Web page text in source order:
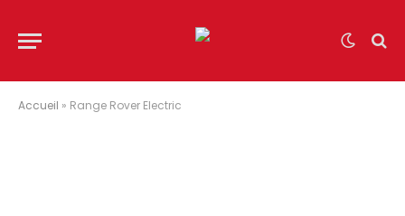
Accueil » Range Rover Electric